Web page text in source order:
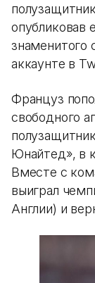
опубликовав
знаменитого
аккаунте в
Француз
свободного
Юнайтед», в
Вместе с
выиграл
Англии) и